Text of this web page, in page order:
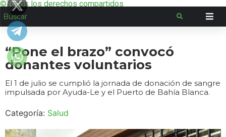
©Todos los derechos compartidos
“Pone el brazo” convocó
donantes voluntarios
El 1 de julio se cumplió la jornada de donación de sangre
impulsada por Ayuda-Le y el Puerto de Bahía Blanca.
Categoría: Salud